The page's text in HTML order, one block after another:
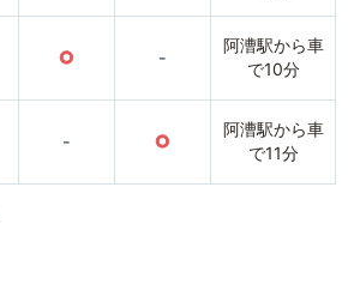
○ -
阿漕駅から車
で10分
- ○
阿漕駅から車
で11分